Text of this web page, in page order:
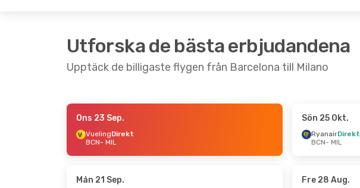
Utforska de bästa erbjudandena
Upptäck de billigaste flygen från Barcelona till Milano
- Sön 6 Sep. - Sön 23 Aug.
Ons 23 Sep.
VuelingDirekt
BCN- MIL
Sön 25 Okt.
RyanairDirekt
BCN- MIL
Mån 21 Sep. Fre 28 Aug.